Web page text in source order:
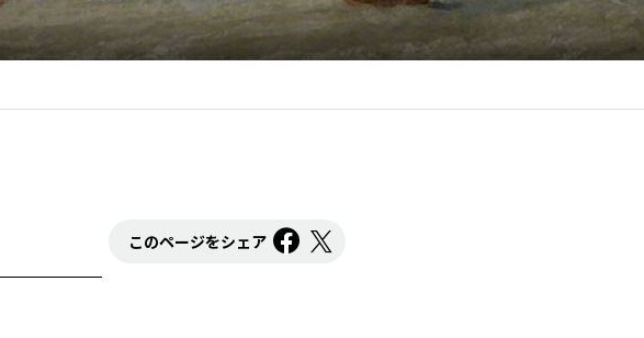
このページをシェア